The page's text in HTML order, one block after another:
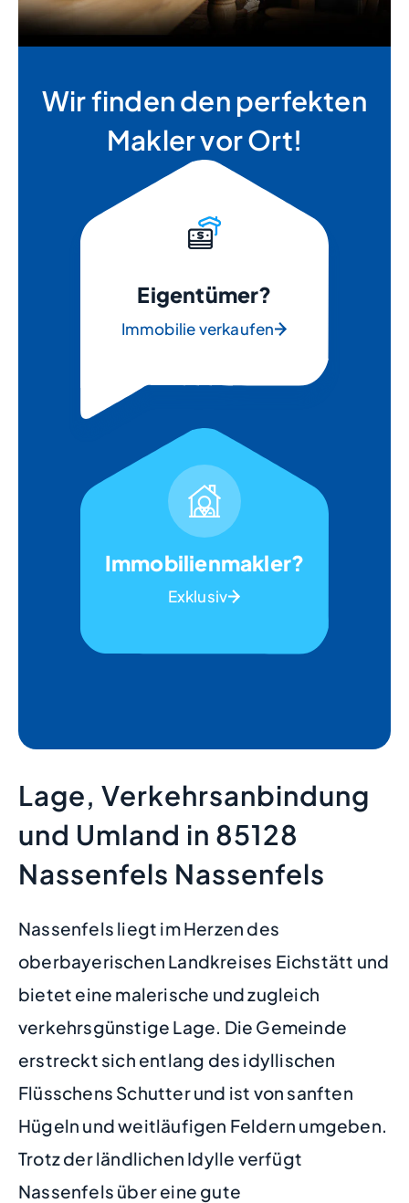
Wir finden den perfekten
Makler vor Ort!
Eigentümer?
Immobilie verkaufen
Immobilienmakler?
Exklusiv
Lage, Verkehrsanbindung
und Umland in 85128
Nassenfels Nassenfels
Nassenfels liegt im Herzen des
oberbayerischen Landkreises Eichstätt und
bietet eine malerische und zugleich
verkehrsgünstige Lage. Die Gemeinde
erstreckt sich entlang des idyllischen
Flüsschens Schutter und ist von sanften
Hügeln und weitläufigen Feldern umgeben.
Trotz der ländlichen Idylle verfügt
Nassenfels über eine gute